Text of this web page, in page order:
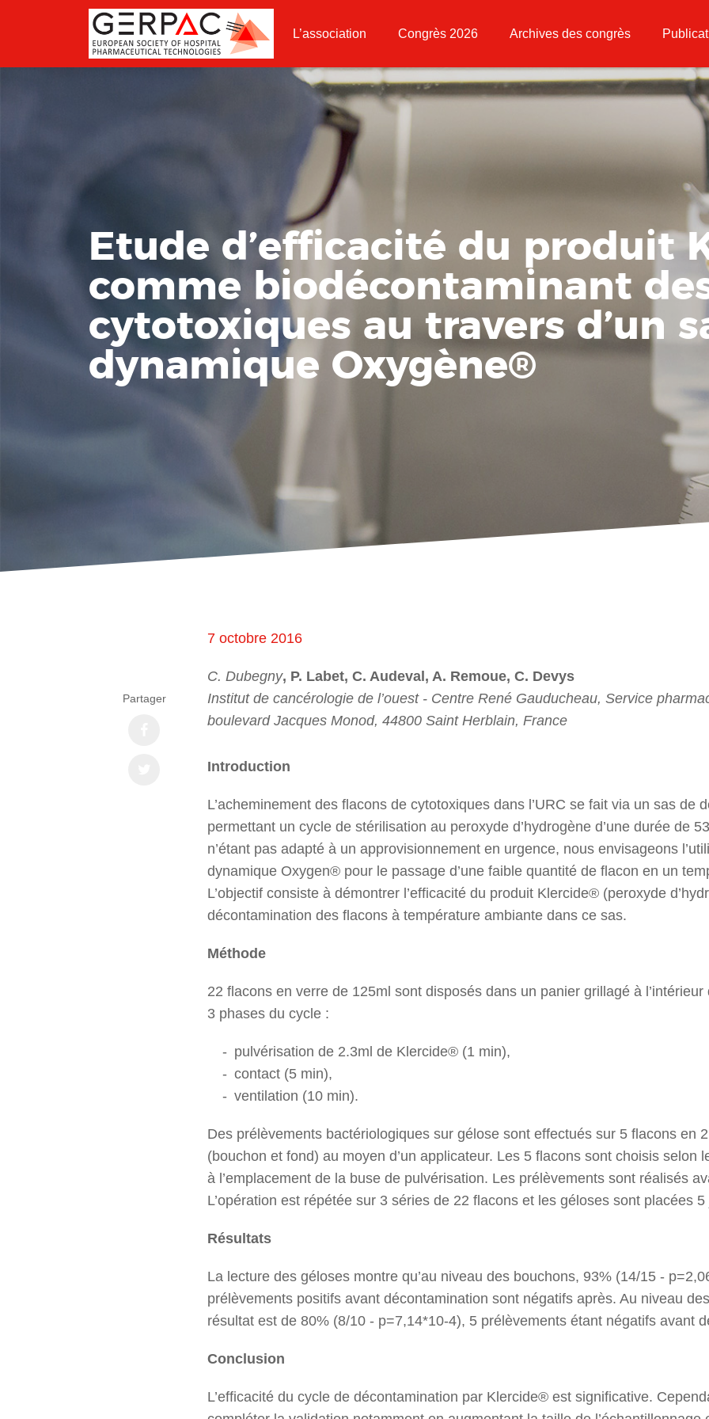
L’association Congrès 2026 Archives des congrès
Etude d’efficacité du produit
comme biodécontaminant
cytotoxiques au travers d’un
dynamique Oxygène®
7 octobre 2016
C. Dubegny, P. Labet, C. Audeval, A. Remoue, C. Devys
Institut de cancérologie de l’ouest - Centre René Gauducheau, Service
boulevard Jacques Monod, 44800 Saint Herblain, France
Introduction
L’acheminement des flacons de cytotoxiques dans l’URC se fait via un sas de
permettant un cycle de stérilisation au peroxyde d’hydrogène d’une durée de
n’étant pas adapté à un approvisionnement en urgence, nous envisageons
dynamique Oxygen® pour le passage d’une faible quantité de flacon en un
L’objectif consiste à démontrer l’efficacité du produit Klercide® (peroxyde
décontamination des flacons à température ambiante dans ce sas.
Méthode
22 flacons en verre de 125ml sont disposés dans un panier grillagé à
3 phases du cycle :
pulvérisation de 2.3ml de Klercide® (1 min),
contact (5 min),
ventilation (10 min).
Des prélèvements bactériologiques sur gélose sont effectués sur 5 flacons en
(bouchon et fond) au moyen d’un applicateur. Les 5 flacons sont choisis selon
à l’emplacement de la buse de pulvérisation. Les prélèvements sont réalisés
L’opération est répétée sur 3 séries de 22 flacons et les géloses sont placées
Résultats
La lecture des géloses montre qu’au niveau des bouchons, 93% (14/15 -
prélèvements positifs avant décontamination sont négatifs après. Au niveau
résultat est de 80% (8/10 - p=7,14*10-4), 5 prélèvements étant négatifs avant
Conclusion
L’efficacité du cycle de décontamination par Klercide® est significative.
Partager